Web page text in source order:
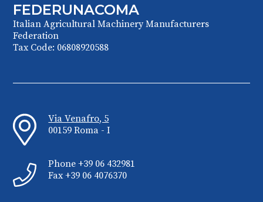
FEDERUNACOMA
Italian Agricultural Machinery Manufacturers
Federation
Tax Code: 06808920588
Via Venafro, 5
00159 Roma - I
Phone +39 06 432981
Fax +39 06 4076370